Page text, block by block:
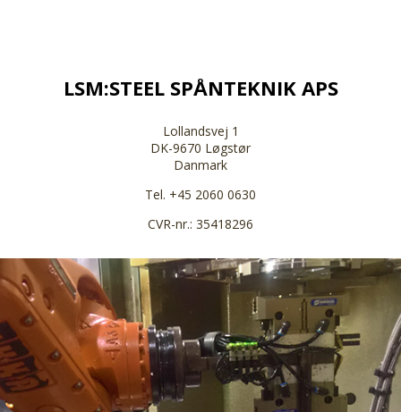
LSM:STEEL SPÅNTEKNIK APS
Lollandsvej 1
DK-9670 Løgstør
Danmark
Tel. +45 2060 0630
CVR-nr.: 35418296